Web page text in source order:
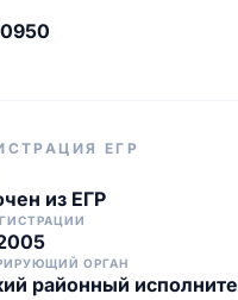
ЕГР
из ЕГР
ОРГАН
районный